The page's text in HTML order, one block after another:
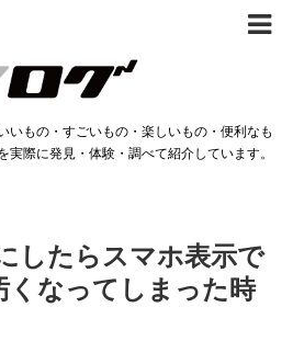
いもの・すごいもの・楽しいもの・便利なも
際に発見・体験・調べて紹介しています。
したらスマホ表示で
くなってしまった時